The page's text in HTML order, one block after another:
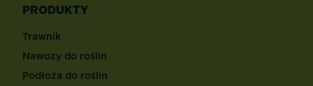
PRODUKTY
Trawnik
Nawozy do roślin
Podłoża do roślin